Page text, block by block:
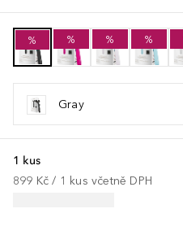
% % % %
Gray
1 kus
899 Kč / 1 kus včetně DPH